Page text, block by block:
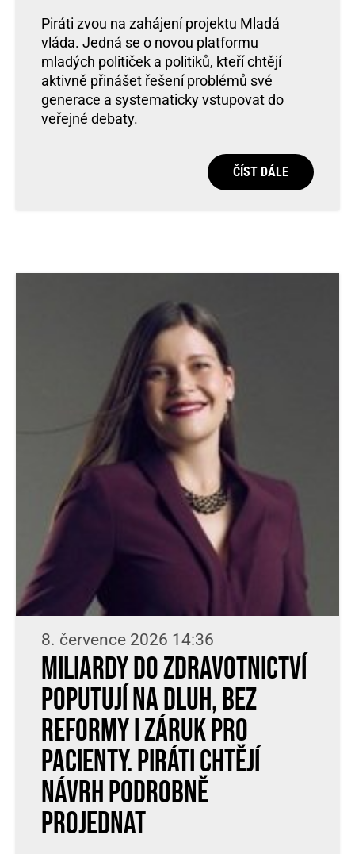
Piráti zvou na zahájení projektu Mladá
vláda. Jedná se o novou platformu
mladých političek a politiků, kteří chtějí
aktivně přinášet řešení problémů své
generace a systematicky vstupovat do
veřejné debaty.
ČÍST DÁLE
8. července 2026 14:36
Miliardy do zdravotnictví
poputují na dluh, bez
reformy i záruk pro
pacienty. Piráti chtějí
návrh podrobně
projednat